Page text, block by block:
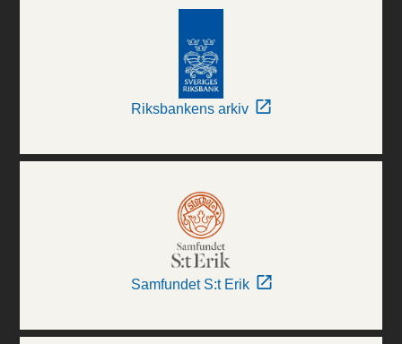
Riksbankens arkiv
Samfundet S:t Erik